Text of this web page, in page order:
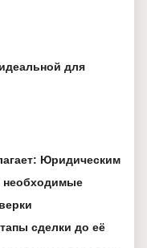
для
Юридическим
необходимые
сделки до её